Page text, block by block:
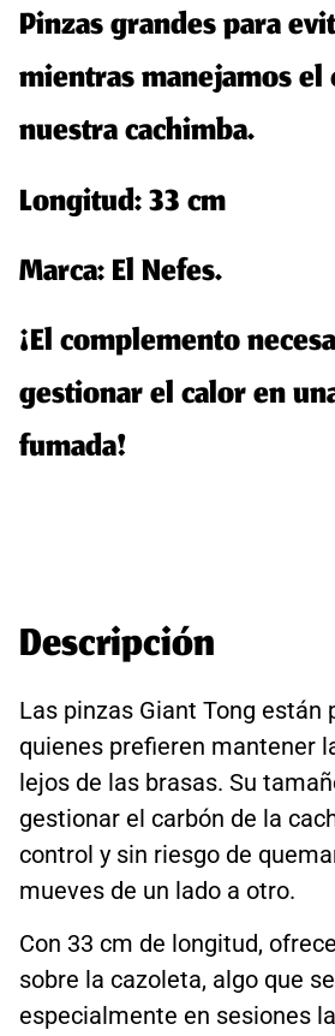
Pinzas grandes para
mientras manejamos el
nuestra cachimba.
Longitud: 33 cm
Marca: El Nefes.
¡El complemento
gestionar el calor en
fumada!
Descripción
Las pinzas Giant Tong están
quienes prefieren mantener
lejos de las brasas. Su
gestionar el carbón de la
control y sin riesgo de
mueves de un lado a otro.
Con 33 cm de longitud,
sobre la cazoleta, algo que
especialmente en sesiones